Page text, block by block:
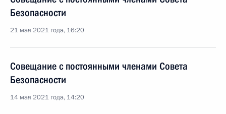
Безопасности
21 мая 2021 года, 16:20
Совещание с постоянными членами Совета
Безопасности
14 мая 2021 года, 14:20